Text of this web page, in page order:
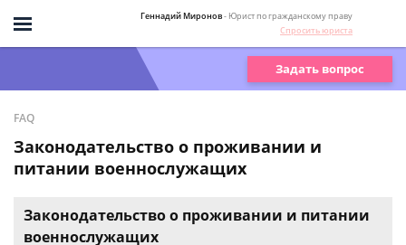
Геннадий Миронов- Юрист по гражданскому праву
Спросить юриста
Задать вопрос
FAQ
Законодательство о проживании и
питании военнослужащих
Законодательство о проживании и питании
военнослужащих